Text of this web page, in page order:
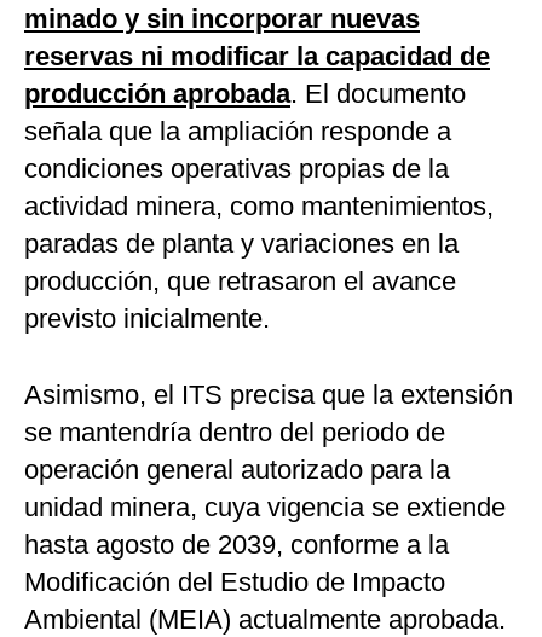
minado y sin incorporar nuevas
reservas ni modificar la capacidad de
producción aprobada. El documento
señala que la ampliación responde a
condiciones operativas propias de la
actividad minera, como mantenimientos,
paradas de planta y variaciones en la
producción, que retrasaron el avance
previsto inicialmente.
Asimismo, el ITS precisa que la extensión
se mantendría dentro del periodo de
operación general autorizado para la
unidad minera, cuya vigencia se extiende
hasta agosto de 2039, conforme a la
Modificación del Estudio de Impacto
Ambiental (MEIA) actualmente aprobada.